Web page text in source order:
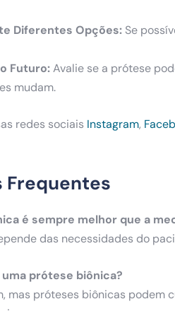
Diferentes Opções: Se
Futuro:Avalie se a prótese
mudam.
redes sociais Instagram,
Frequentes
é sempre melhor que a
das necessidades do
prótese biônica?
mas próteses biônicas podem